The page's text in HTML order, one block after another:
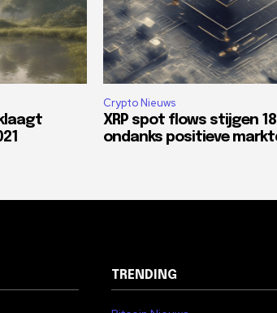
Crypto Nieuws
XRP spot flows stijgen
ondanks positieve
TRENDING